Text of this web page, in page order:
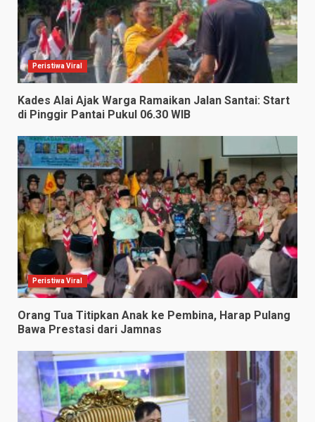
Peristiwa Viral
Kades Alai Ajak Warga Ramaikan Jalan Santai: Start
di Pinggir Pantai Pukul 06.30 WIB
Peristiwa Viral
Orang Tua Titipkan Anak ke Pembina, Harap Pulang
Bawa Prestasi dari Jamnas